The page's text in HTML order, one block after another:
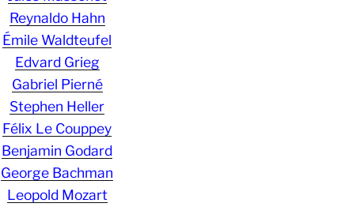
Reynaldo Hahn
Émile Waldteufel
Edvard Grieg
Gabriel Pierné
Stephen Heller
Félix Le Couppey
Benjamin Godard
George Bachman
Leopold Mozart